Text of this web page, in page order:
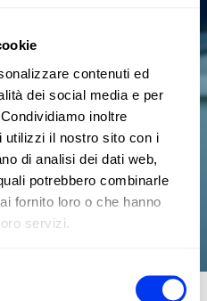
contenuti ed
dei social media e per
inoltre
utilizzi il nostro sito con i
di analisi dei dati web,
potrebbero combinarle
fornito loro o che hanno
servizi.